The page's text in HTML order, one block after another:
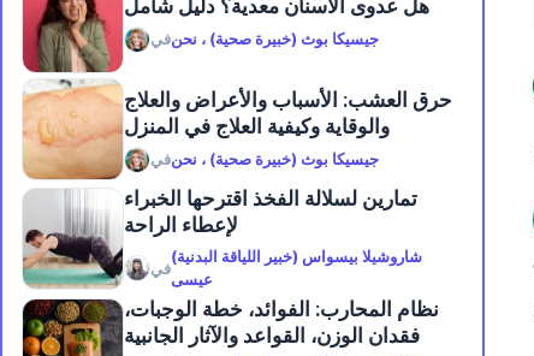
هل عدوى الأسنان معدية؟ دليل شامل
فيجيسيكا بوث (خبيرة صحية) ، نحن
حرق العشب: الأسباب والأعراض والعلاج
والوقاية وكيفية العلاج في المنزل
فيجيسيكا بوث (خبيرة صحية) ، نحن
تمارين لسلالة الفخذ اقترحها الخبراء
لإعطاء الراحة
في
شاروشيلا بيسواس (خبير اللياقة البدنية)
عيسى
نظام المحارب: الفوائد، خطة الوجبات،
فقدان الوزن، القواعد والآثار الجانبية